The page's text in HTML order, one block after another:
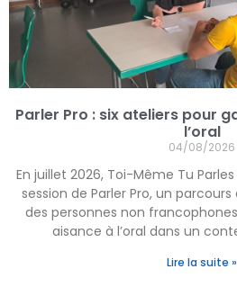
Parler Pro : six ateliers pour
l’oral
04/08/2026
En juillet 2026, Toi-Même Tu
session de Parler Pro, un
des personnes non
aisance à l’oral dans un
Lire la suite »